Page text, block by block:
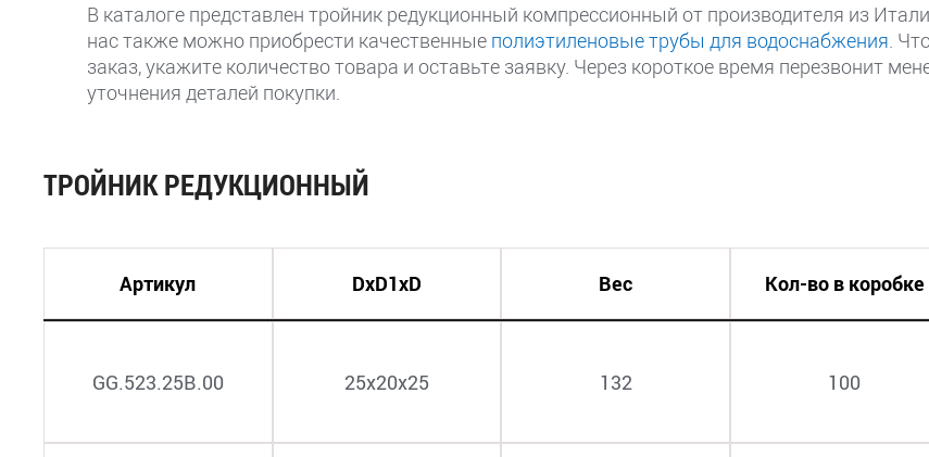
В каталоге представлен тройник редукционный компрессионный от производителя из
нас также можно приобрести качественные полиэтиленовые трубы для водоснабжения.
заказ, укажите количество товара и оставьте заявку. Через короткое время перезвонит
уточнения деталей покупки.
ТРОЙНИК РЕДУКЦИОННЫЙ
Артикул DxD1xD Вес Кол-во в коробке
GG.523.25B.00 25х20х25 132 100